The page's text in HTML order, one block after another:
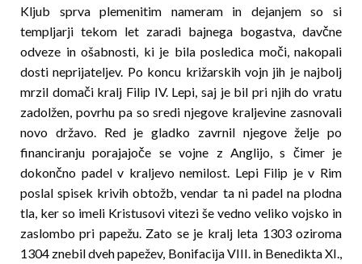
Kljub sprva plemenitim nameram in dejanjem so si
templjarji tekom let zaradi bajnega bogastva, davčne
odveze in ošabnosti, ki je bila posledica moči, nakopali
dosti neprijateljev. Po koncu križarskih vojn jih je najbolj
mrzil domači kralj Filip IV. Lepi, saj je bil pri njih do vratu
zadolžen, povrhu pa so sredi njegove kraljevine zasnovali
novo državo. Red je gladko zavrnil njegove želje po
financiranju porajajoče se vojne z Anglijo, s čimer je
dokončno padel v kraljevo nemilost. Lepi Filip je v Rim
poslal spisek krivih obtožb, vendar ta ni padel na plodna
tla, ker so imeli Kristusovi vitezi še vedno veliko vojsko in
zaslombo pri papežu. Zato se je kralj leta 1303 oziroma
1304 znebil dveh papežev, Bonifacija VIII. in Benedikta XI.,